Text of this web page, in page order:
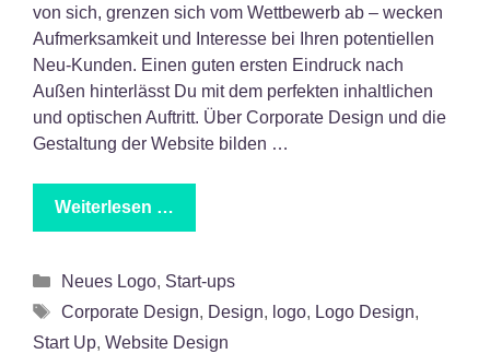
von sich, grenzen sich vom Wettbewerb ab – wecken
Aufmerksamkeit und Interesse bei Ihren potentiellen
Neu-Kunden. Einen guten ersten Eindruck nach
Außen hinterlässt Du mit dem perfekten inhaltlichen
und optischen Auftritt. Über Corporate Design und die
Gestaltung der Website bilden …
Weiterlesen …
Kategorien
Neues Logo, Start-ups
Schlagwörter
Corporate Design, Design, logo, Logo Design,
Start Up, Website Design